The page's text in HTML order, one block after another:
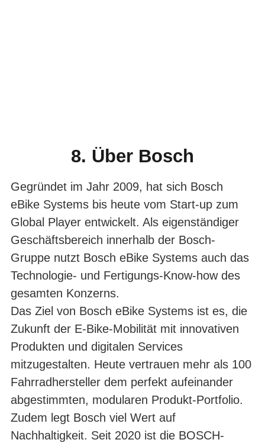
EBIKE SYSTEMS
8. Über Bosch
Gegründet im Jahr 2009, hat sich Bosch
eBike Systems bis heute vom Start-up zum
Global Player entwickelt. Als eigenständiger
Geschäftsbereich innerhalb der Bosch-
Gruppe nutzt Bosch eBike Systems auch das
Technologie- und Fertigungs-Know-how des
gesamten Konzerns.
Das Ziel von Bosch eBike Systems ist es, die
Zukunft der E-Bike-Mobilität mit innovativen
Produkten und digitalen Services
mitzugestalten. Heute vertrauen mehr als 100
Fahrradhersteller dem perfekt aufeinander
abgestimmten, modularen Produkt-Portfolio.
Zudem legt Bosch viel Wert auf
Nachhaltigkeit. Seit 2020 ist die BOSCH-